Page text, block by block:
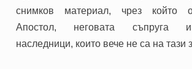
снимков материал, чрез който
Апостол, неговата съпруга
наследници, които вече не са на тази